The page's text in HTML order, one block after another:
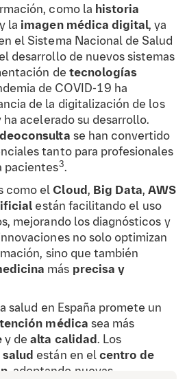
como la historia
y la imagen médica digital, ya
el Sistema Nacional de Salud
desarrollo de nuevos sistemas
de tecnologías
de COVID-19 ha
de la digitalización de los
acelerado su desarrollo.
se han convertido
tanto para profesionales
pacientes3.
como el Cloud, Big Data,AWS
están facilitando el uso
mejorando los diagnósticos y
no solo optimizan
sino que también
más precisa y
salud en España promete un
médica sea más
y de alta calidad. Los
están en elcentro de
, adoptando nuevas